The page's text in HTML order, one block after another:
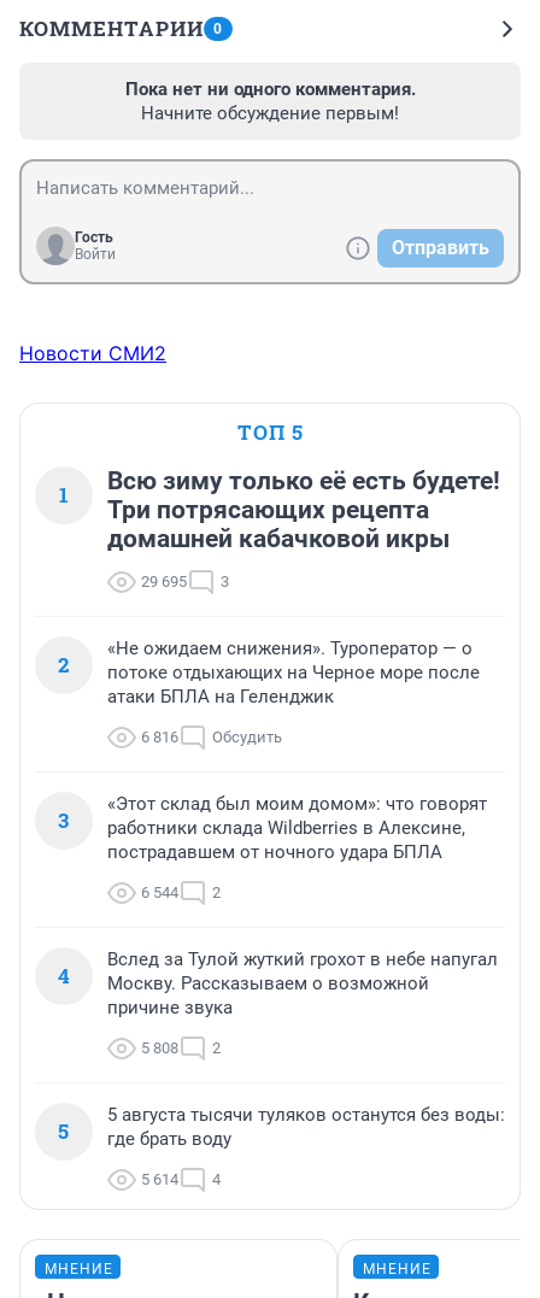
КОММЕНТАРИИ 0
Пока нет ни одного комментария.
Начните обсуждение первым!
Гость
Войти
Отправить
Новости СМИ2
ТОП 5
1
Всю зиму только её есть будете!
Три потрясающих рецепта
домашней кабачковой икры
29 695 3
2
«Не ожидаем снижения». Туроператор — о
потоке отдыхающих на Черное море после
атаки БПЛА на Геленджик
6 816 Обсудить
3
«Этот склад был моим домом»: что говорят
работники склада Wildberries в Алексине,
пострадавшем от ночного удара БПЛА
6 544 2
4
Вслед за Тулой жуткий грохот в небе напугал
Москву. Рассказываем о возможной
причине звука
5 808 2
5
5 августа тысячи туляков останутся без воды:
где брать воду
5 614 4
МНЕНИЕ МНЕНИЕ